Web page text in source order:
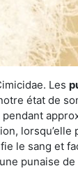
Les
état de
pendant
le sang et
punaise